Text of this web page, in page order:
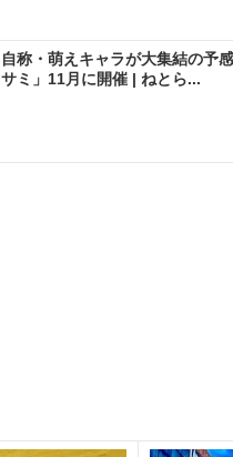
自称・萌えキャラが大集結の予
サミ」11月に開催 | ねとら...